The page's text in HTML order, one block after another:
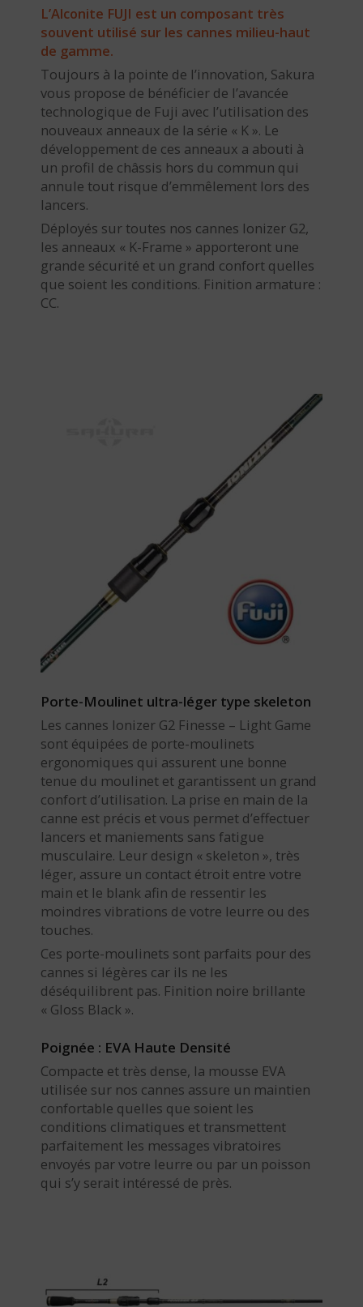
L’Alconite FUJI est un composant très
souvent utilisé sur les cannes milieu-haut
de gamme.
Toujours à la pointe de l’innovation, Sakura
vous propose de bénéficier de l’avancée
technologique de Fuji avec l’utilisation des
nouveaux anneaux de la série « K ». Le
développement de ces anneaux a abouti à
un profil de châssis hors du commun qui
annule tout risque d’emmêlement lors des
lancers.
Déployés sur toutes nos cannes Ionizer G2,
les anneaux « K-Frame » apporteront une
grande sécurité et un grand confort quelles
que soient les conditions. Finition armature :
CC.
Porte-Moulinet ultra-léger type skeleton
Les cannes Ionizer G2 Finesse – Light Game
sont équipées de porte-moulinets
ergonomiques qui assurent une bonne
tenue du moulinet et garantissent un grand
confort d’utilisation. La prise en main de la
canne est précis et vous permet d’effectuer
lancers et maniements sans fatigue
musculaire. Leur design « skeleton », très
léger, assure un contact étroit entre votre
main et le blank afin de ressentir les
moindres vibrations de votre leurre ou des
touches.
Ces porte-moulinets sont parfaits pour des
cannes si légères car ils ne les
déséquilibrent pas. Finition noire brillante
« Gloss Black ».
Poignée : EVA Haute Densité
Compacte et très dense, la mousse EVA
utilisée sur nos cannes assure un maintien
confortable quelles que soient les
conditions climatiques et transmettent
parfaitement les messages vibratoires
envoyés par votre leurre ou par un poisson
qui s’y serait intéressé de près.